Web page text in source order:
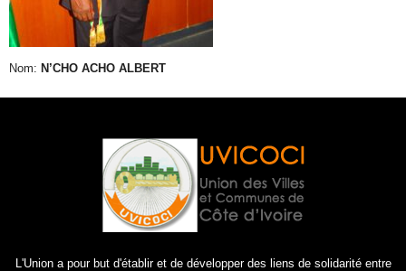
Nom: N’CHO ACHO ALBERT
L'Union a pour but d'établir et de développer des liens de solidarité entre